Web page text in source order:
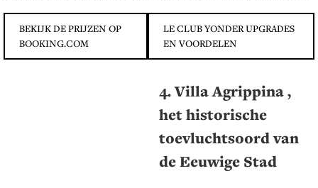
BEKIJK DE PRIJZEN OP
BOOKING.COM
LE CLUB YONDER UPGRADES
EN VOORDELEN
4. Villa Agrippina ,
het historische
toevluchtsoord van
de Eeuwige Stad